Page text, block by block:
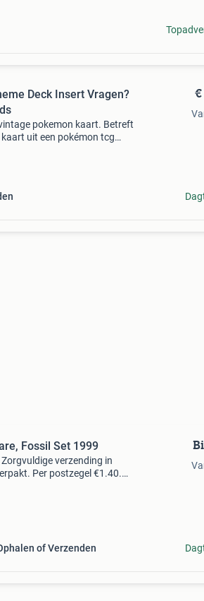
Deck Insert Vragen?
pokemon kaart. Betreft
uit een pokémon tcg
Fossil Set 1999
verzending in
Per postzegel €1.40.
of Verzenden